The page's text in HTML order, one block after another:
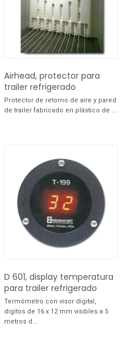
Airhead, protector para
trailer refrigerado
Protector de retorno de aire y pared
de trailer fabricado en plástico de ...
D 601, display temperatura
para trailer refrigerado
Termómetro con visor digital,
digitos de 16 x 12 mm visibles a 5
metros d...